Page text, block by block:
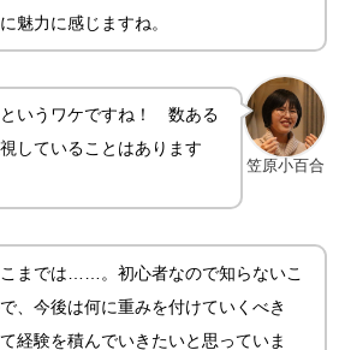
魅力に感じますね。
笠原小百合
いうワケですね！ 数ある
していることはあります
までは……。初心者なので知らないこ
、今後は何に重みを付けていくべき
経験を積んでいきたいと思っていま